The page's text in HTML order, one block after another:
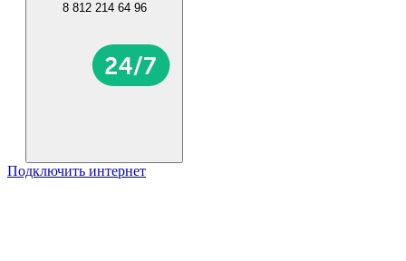
8 812 214 64 96
Подключить интернет